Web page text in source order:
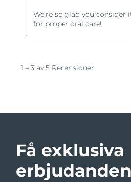
Få exklusiva
erbjudanden